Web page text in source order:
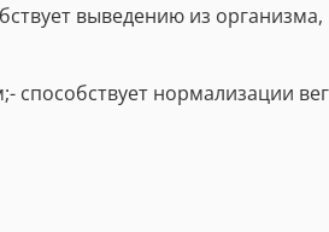
выведению из
нормализации